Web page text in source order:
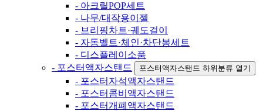
- 아크릴POP세트
- 나무/대작용이젤
- 브리핑차트·궤도걸이
- 자동벨트·체인·차단봉세트
- 디스플레이소품
- 포스터액자스탠드
포스터액자스탠드 하위분류 열기
- 포스터자석액자스탠드
- 포스터콤비액자스탠드
- 포스터개폐액자스탠드